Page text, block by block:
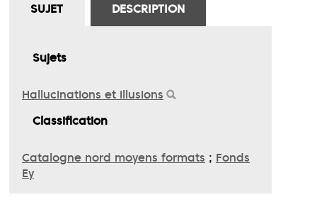
SUJET DESCRIPTION
Sujets
Hallucinations et illusions
Classification
Catalogne nord moyens formats ; Fonds
Ey